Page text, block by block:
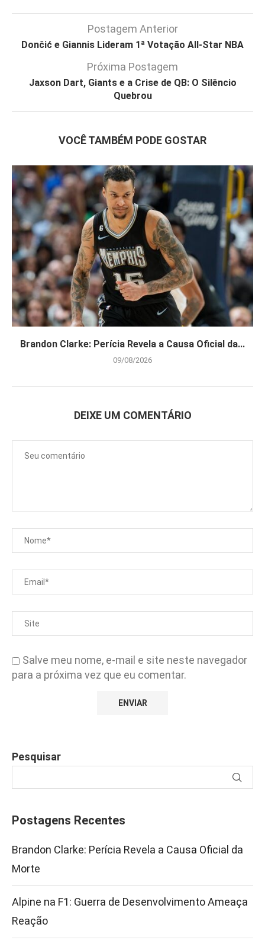
Postagem Anterior
Dončić e Giannis Lideram 1ª Votação All-Star NBA
Próxima Postagem
Jaxson Dart, Giants e a Crise de QB: O Silêncio
Quebrou
VOCÊ TAMBÉM PODE GOSTAR
Brandon Clarke: Perícia Revela a Causa Oficial da...
09/08/2026
DEIXE UM COMENTÁRIO
Salve meu nome, e-mail e site neste navegador
para a próxima vez que eu comentar.
Pesquisar
Postagens Recentes
Brandon Clarke: Perícia Revela a Causa Oficial da
Morte
Alpine na F1: Guerra de Desenvolvimento Ameaça
Reação